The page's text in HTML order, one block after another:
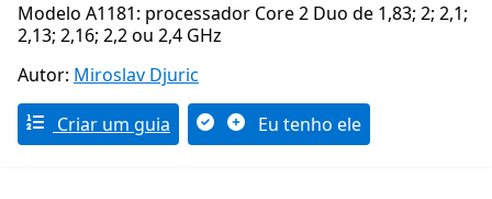
Modelo A1181: processador Core 2 Duo de 1,83; 2; 2,1;
2,13; 2,16; 2,2 ou 2,4 GHz
Autor: Miroslav Djuric
Criar um guia Eu tenho ele